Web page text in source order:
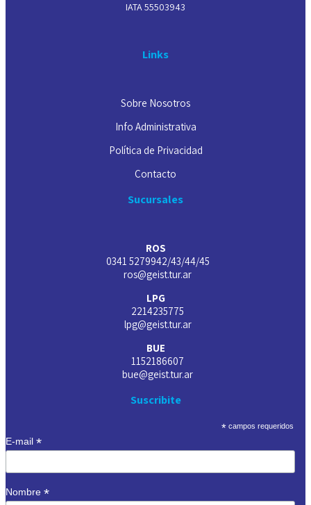
IATA 55503943
Links
Sobre Nosotros
Info Administrativa
Política de Privacidad
Contacto
Sucursales
ROS
0341 5279942/43/44/45
ros@geist.tur.ar
LPG
2214235775
lpg@geist.tur.ar
BUE
1152186607
bue@geist.tur.ar
Suscribite
*campos requeridos
E-mail *
Nombre *